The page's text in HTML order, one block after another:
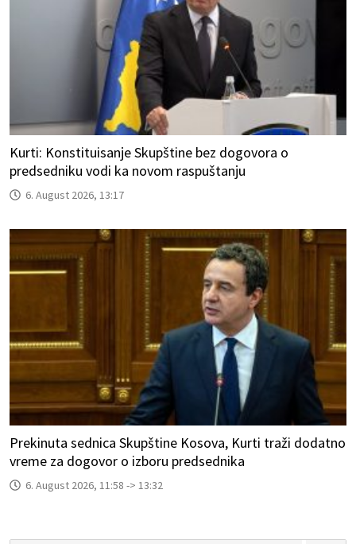
Kurti: Konstituisanje Skupštine bez dogovora o
predsedniku vodi ka novom raspuštanju
6. August 2026, 13:17
Prekinuta sednica Skupštine Kosova, Kurti traži dodatno
vreme za dogovor o izboru predsednika
6. August 2026, 11:58 -> 13:32